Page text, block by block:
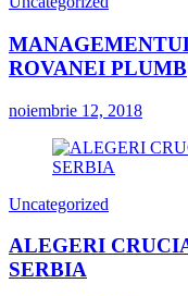
ROVANEI PLUMB
noiembrie 12, 2018
Uncategorized
ALEGERI
SERBIA